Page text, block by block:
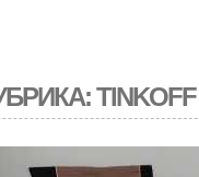
TINKOFF